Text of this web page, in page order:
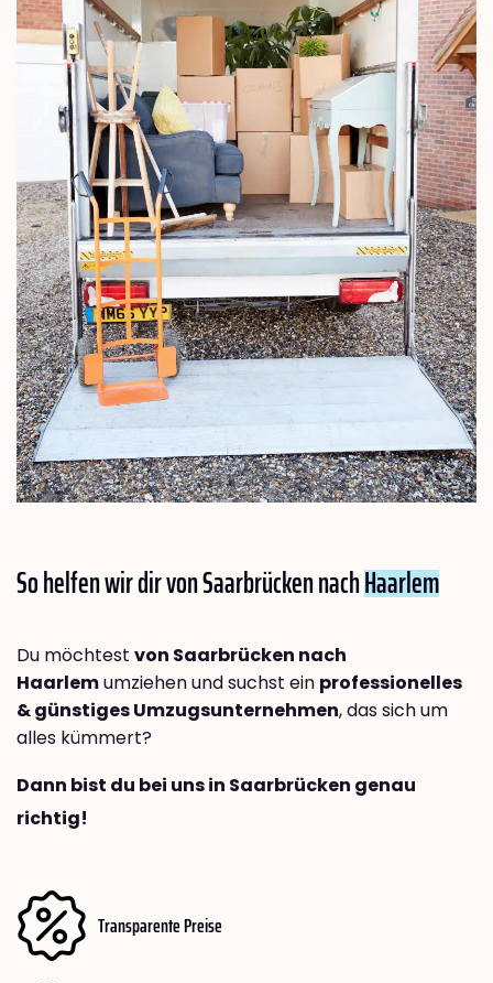
So helfen wir dir von Saarbrücken nachHaarlem
Du möchtest von Saarbrücken nach
Haarlemumziehen und suchst ein professionelles
& günstiges Umzugsunternehmen, das sich um
alles kümmert?
Dann bist du bei uns in Saarbrücken genau
richtig!
Transparente Preise